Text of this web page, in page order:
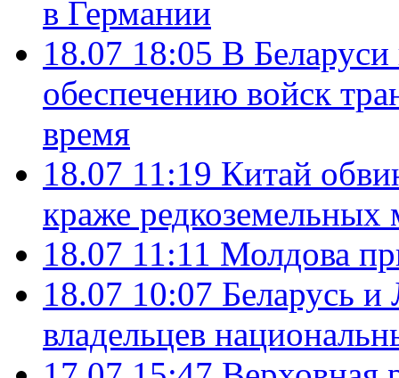
в Германии
18.07 18:05 В
обеспечению войск
время
18.07 11:19 Китай
краже редкоземельных
18.07 11:11 Молдова
18.07 10:07 Беларусь
владельцев